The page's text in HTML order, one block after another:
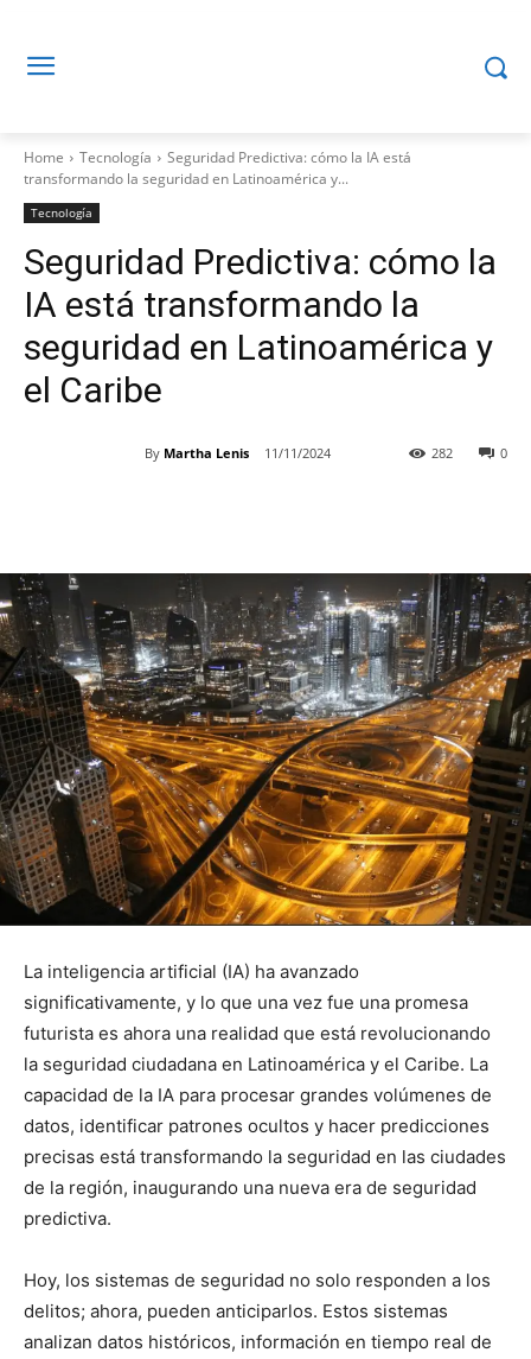
Home Tecnología
Seguridad Predictiva: cómo la IA está
transformando la seguridad en Latinoamérica y...
Tecnología
Seguridad Predictiva: cómo la
IA está transformando la
seguridad en Latinoamérica y
el Caribe
By Martha Lenis 11/11/2024 0
282
La inteligencia artificial (IA) ha avanzado
significativamente, y lo que una vez fue una promesa
futurista es ahora una realidad que está revolucionando
la seguridad ciudadana en Latinoamérica y el Caribe. La
capacidad de la IA para procesar grandes volúmenes de
datos, identificar patrones ocultos y hacer predicciones
precisas está transformando la seguridad en las ciudades
de la región, inaugurando una nueva era de seguridad
predictiva.
Hoy, los sistemas de seguridad no solo responden a los
delitos; ahora, pueden anticiparlos. Estos sistemas
analizan datos históricos, información en tiempo real de